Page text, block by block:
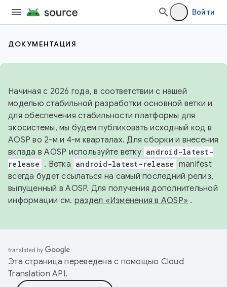
Войти
ДОКУМЕНТАЦИЯ
Начиная с 2026 года, в соответствии с нашей
моделью стабильной разработки основной ветки и
для обеспечения стабильности платформы для
экосистемы, мы будем публиковать исходный код в
AOSP во 2-м и 4-м кварталах. Для сборки и внесения
вклада в AOSP используйте ветку android-latest-
release . Ветка android-latest-release manifest
всегда будет ссылаться на самый последний релиз,
выпущенный в AOSP. Для получения дополнительной
информации см. раздел «Изменения в AOSP» .
Эта страница переведена с помощью Cloud
Translation API.